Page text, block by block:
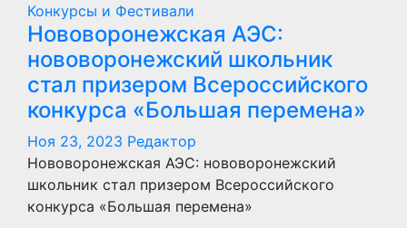
Конкурсы и Фестивали
Нововоронежская АЭС:
нововоронежский школьник
стал призером Всероссийского
конкурса «Большая перемена»
Ноя 23, 2023 Редактор
Нововоронежская АЭС: нововоронежский
школьник стал призером Всероссийского
конкурса «Большая перемена»